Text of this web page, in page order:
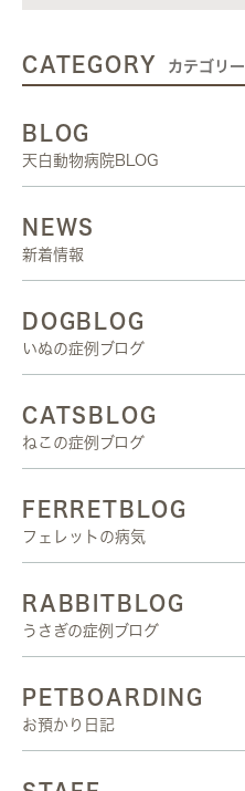
CATEGORY カテゴリー
BLOG
天白動物病院BLOG
NEWS
新着情報
DOGBLOG
いぬの症例ブログ
CATSBLOG
ねこの症例ブログ
FERRETBLOG
フェレットの病気
RABBITBLOG
うさぎの症例ブログ
PETBOARDING
お預かり日記